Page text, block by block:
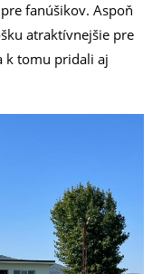
fanúšikov. Aspoň
atraktívnejšie pre
k tomu pridali aj